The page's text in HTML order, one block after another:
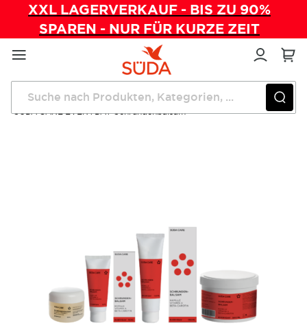
XXL LAGERVERKAUF - BIS ZU 90%
SPAREN - NUR FÜR KURZE ZEIT
Direkt
zum
Inhalt
Startseite
Pflegeprodukte
SÜDA CARE EVERYDAY Schrundenbalsam